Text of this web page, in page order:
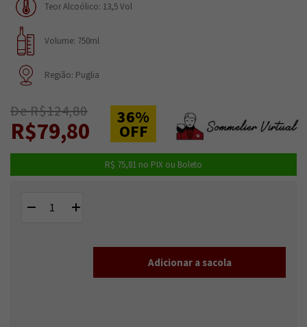
Teor Alcoólico: 13,5 Vol
Volume: 750ml
Região: Puglia
De R$124,80
R$79,80 36%
OFF
R$ 75,81 no PIX ou Boleto